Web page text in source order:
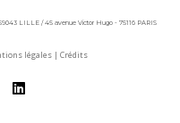
LILLE / 45 avenue Victor Hugo - 75116 PARIS
légales | Crédits